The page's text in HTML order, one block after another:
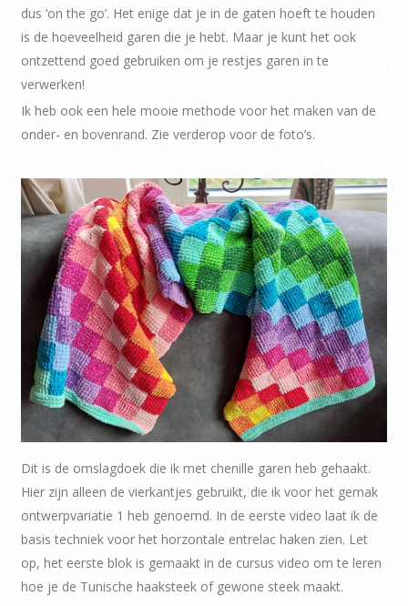
dus ‘on the go’. Het enige dat je in de gaten hoeft te houden
is de hoeveelheid garen die je hebt. Maar je kunt het ook
ontzettend goed gebruiken om je restjes garen in te
verwerken!
Ik heb ook een hele mooie methode voor het maken van de
onder- en bovenrand. Zie verderop voor de foto’s.
Dit is de omslagdoek die ik met chenille garen heb gehaakt.
Hier zijn alleen de vierkantjes gebruikt, die ik voor het gemak
ontwerpvariatie 1 heb genoemd. In de eerste video laat ik de
basis techniek voor het horzontale entrelac haken zien. Let
op, het eerste blok is gemaakt in de cursus video om te leren
hoe je de Tunische haaksteek of gewone steek maakt.